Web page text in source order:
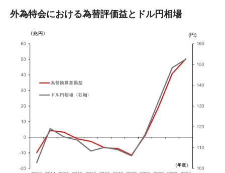
外為特会における為替評価益とドル円相場